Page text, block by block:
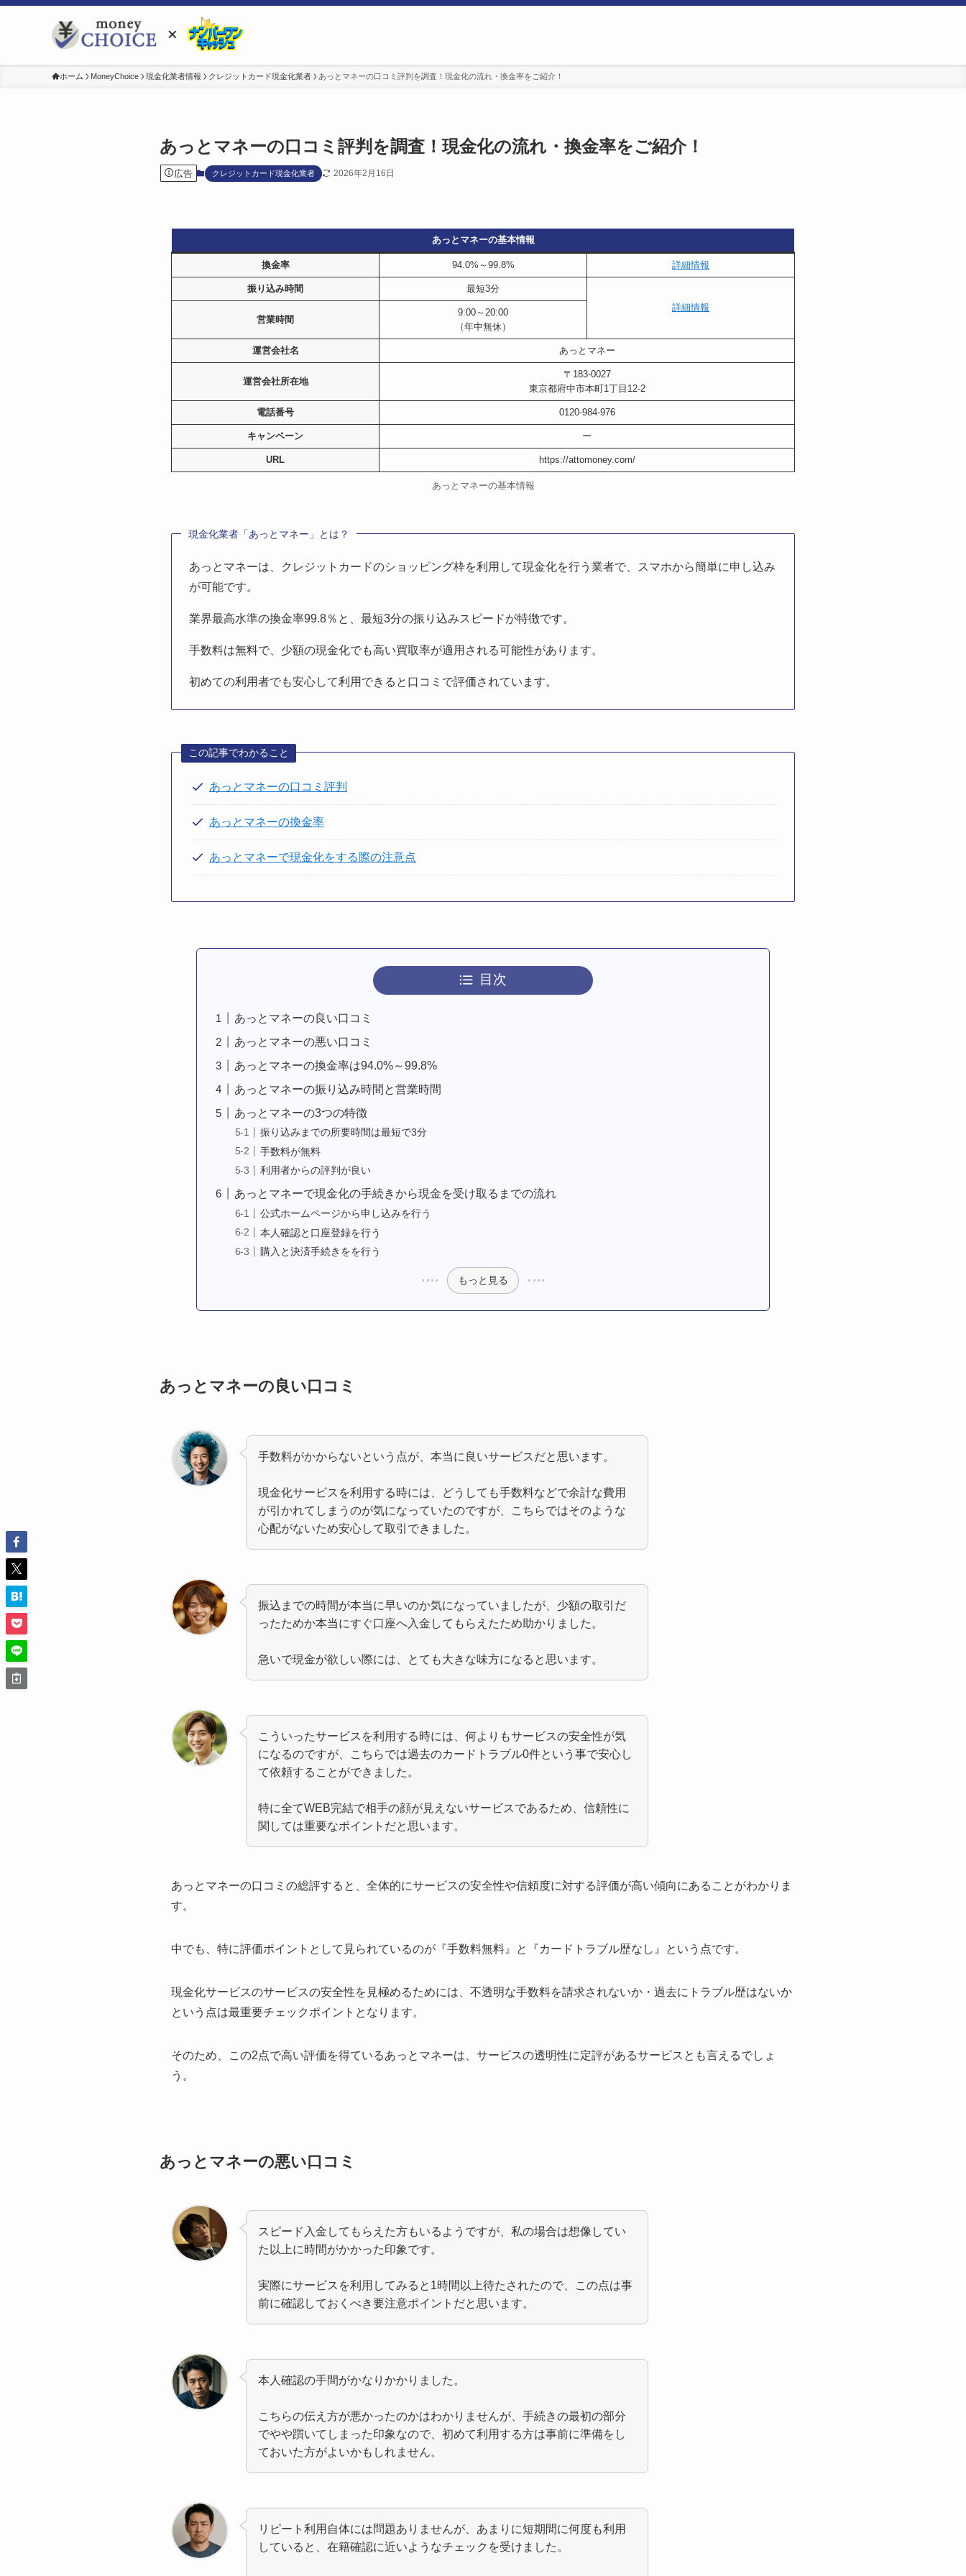
ホーム MoneyChoice 現金化業者情報 クレジットカード現金化業者 あっとマネーの口コミ評判を調査！現金化の流れ・換金率をご紹介！
あっとマネーの口コミ評判を調査！現金化の流れ・換金率をご紹介！
広告 クレジットカード現金化業者 2026年2月16日
あっとマネーの基本情報
換金率 94.0%～99.8% 詳細情報
振り込み時間
最短3分
詳細情報
営業時間
9:00～20:00
（年中無休）
運営会社名 あっとマネー
運営会社所在地
〒183-0027
東京都府中市本町1丁目12-2
電話番号 0120-984-976
キャンペーン ー
URL https://attomoney.com/
あっとマネーの基本情報
現金化業者「あっとマネー」とは？
あっとマネーは、クレジットカードのショッピング枠を利用して現金化を行う業者で、スマホから簡単に申し込み
が可能です。
業界最高水準の換金率99.8％と、最短3分の振り込みスピードが特徴です。
手数料は無料で、少額の現金化でも高い買取率が適用される可能性があります。
初めての利用者でも安心して利用できると口コミで評価されています。
この記事でわかること
あっとマネーの口コミ評判
あっとマネーの換金率
あっとマネーで現金化をする際の注意点
目次
あっとマネーの良い口コミ
あっとマネーの悪い口コミ
あっとマネーの換金率は94.0%～99.8%
あっとマネーの振り込み時間と営業時間
あっとマネーの3つの特徴
振り込みまでの所要時間は最短で3分
手数料が無料
利用者からの評判が良い
あっとマネーで現金化の手続きから現金を受け取るまでの流れ
公式ホームページから申し込みを行う
本人確認と口座登録を行う
購入と決済手続きをを行う
もっと見る
あっとマネーの良い口コミ
手数料がかからないという点が、本当に良いサービスだと思います。
現金化サービスを利用する時には、どうしても手数料などで余計な費用
が引かれてしまうのが気になっていたのですが、こちらではそのような
心配がないため安心して取引できました。
振込までの時間が本当に早いのか気になっていましたが、少額の取引だ
ったためか本当にすぐ口座へ入金してもらえたため助かりました。
急いで現金が欲しい際には、とても大きな味方になると思います。
こういったサービスを利用する時には、何よりもサービスの安全性が気
になるのですが、こちらでは過去のカードトラブル0件という事で安心し
て依頼することができました。
特に全てWEB完結で相手の顔が見えないサービスであるため、信頼性に
関しては重要なポイントだと思います。
あっとマネーの口コミの総評すると、全体的にサービスの安全性や信頼度に対する評価が高い傾向にあることがわかりま
す。
中でも、特に評価ポイントとして見られているのが『手数料無料』と『カードトラブル歴なし』という点です。
現金化サービスのサービスの安全性を見極めるためには、不透明な手数料を請求されないか・過去にトラブル歴はないか
という点は最重要チェックポイントとなります。
そのため、この2点で高い評価を得ているあっとマネーは、サービスの透明性に定評があるサービスとも言えるでしょ
う。
あっとマネーの悪い口コミ
スピード入金してもらえた方もいるようですが、私の場合は想像してい
た以上に時間がかかった印象です。
実際にサービスを利用してみると1時間以上待たされたので、この点は事
前に確認しておくべき要注意ポイントだと思います。
本人確認の手間がかなりかかりました。
こちらの伝え方が悪かったのかはわかりませんが、手続きの最初の部分
でやや躓いてしまった印象なので、初めて利用する方は事前に準備をし
ておいた方がよいかもしれません。
リピート利用自体には問題ありませんが、あまりに短期間に何度も利用
していると、在籍確認に近いようなチェックを受けました。